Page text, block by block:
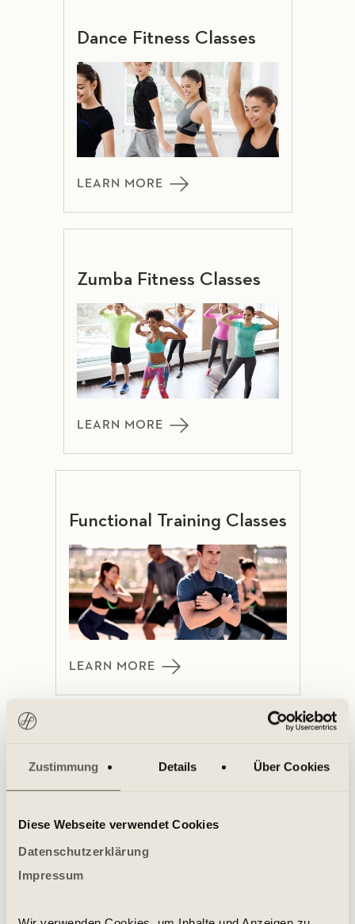
Zustimmung Details Über Cookies
Diese Webseite verwendet Cookies
Datenschutzerklärung
Impressum
Dance Fitness Classes
LEARN MORE
Zumba Fitness Classes
LEARN MORE
Functional Training Classes
LEARN MORE
Jump Fitness Classes